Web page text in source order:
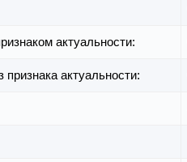
актуальности:
актуальности: